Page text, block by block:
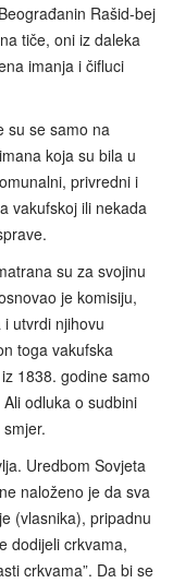
Rašid-bej
tiče, oni iz daleka
imanja i čifluci
su se samo na
koja su bila u
privredni i
vakufskoj ili nekada
su za svojinu
je komisiju,
utvrdi njihovu
toga vakufska
1838. godine samo
odluka o sudbini
Uredbom Sovjeta
naloženo je da sva
(vlasnika), pripadnu
dodijeli crkvama,
crkvama”. Da bi se